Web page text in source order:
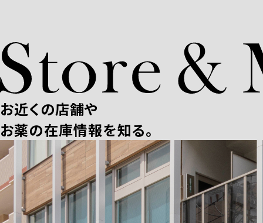
お近くの店舗や
お薬の在庫情報を知る。